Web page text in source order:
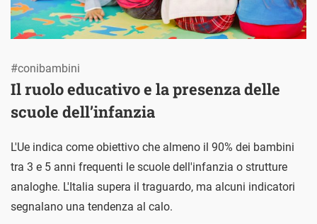
Il ruolo educativo e la presenza delle
scuole dell’infanzia
#conibambini
L'Ue indica come obiettivo che almeno il 90% dei bambini
tra 3 e 5 anni frequenti le scuole dell'infanzia o strutture
analoghe. L'Italia supera il traguardo, ma alcuni indicatori
segnalano una tendenza al calo.